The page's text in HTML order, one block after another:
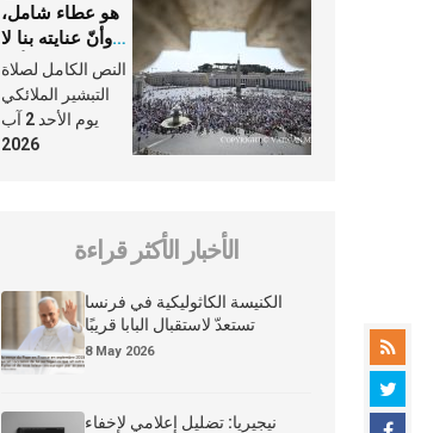
هو عطاء شامل،
وأنّ عنايته بنا لا
تغيب عنّا أبدًا
النص الكامل لصلاة
التبشير الملائكي
يوم الأحد 2 آب
2026
الأخبار الأكثر قراءة
الكنيسة الكاثوليكية في فرنسا
تستعدّ لاستقبال البابا قريبًا
8 May 2026
نيجيريا: تضليل إعلامي لإخفاء